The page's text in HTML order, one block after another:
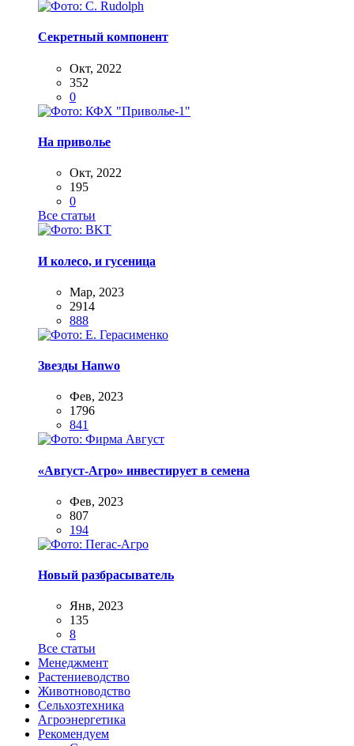
Секретный компонент
Окт, 2022
352
0
На приволье
Окт, 2022
195
0
Все статьи
И колесо, и гусеница
Мар, 2023
2914
888
Звезды Hanwo
Фев, 2023
1796
841
«Август-Агро» инвестирует в семена
Фев, 2023
807
194
Новый разбрасыватель
Янв, 2023
135
8
Все статьи
Менеджмент
Растениеводство
Животноводство
Сельхозтехника
Агроэнергетика
Рекомендуем